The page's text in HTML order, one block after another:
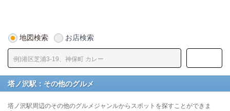
地図検索 お店検索
塔ノ沢駅：その他のグルメ
塔ノ沢駅周辺のその他のグルメジャンルからスポットを探すことができま